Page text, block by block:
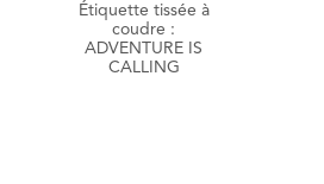
Étiquette tissée à
coudre :
ADVENTURE IS
CALLING